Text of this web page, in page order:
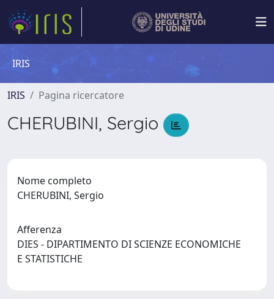
IRIS
IRIS Pagina ricercatore
CHERUBINI, Sergio
Nome completo
CHERUBINI, Sergio
Afferenza
DIES - DIPARTIMENTO DI SCIENZE ECONOMICHE
E STATISTICHE